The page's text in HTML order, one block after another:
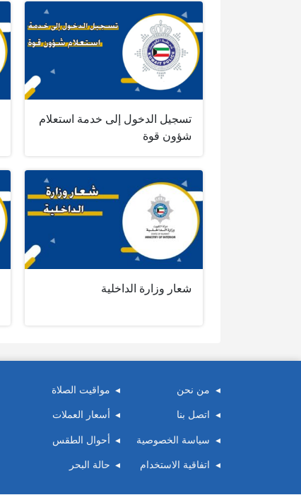
تسجيل الدخول إلى خدمة استعلام
شؤون قوة
شعار وزارة الداخلية
من نحن
اتصل بنا
سياسة الخصوصية
اتفاقية الاستخدام
مواقيت الصلاة
أسعار العملات
أحوال الطقس
حالة البحر